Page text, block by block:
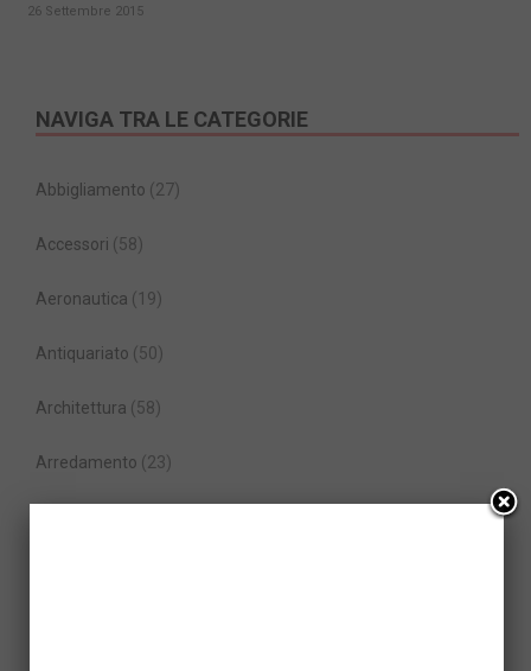
26 Settembre 2015
NAVIGA TRA LE CATEGORIE
Abbigliamento (27)
Accessori (58)
Aeronautica (19)
Antiquariato (50)
Architettura (58)
Arredamento (23)